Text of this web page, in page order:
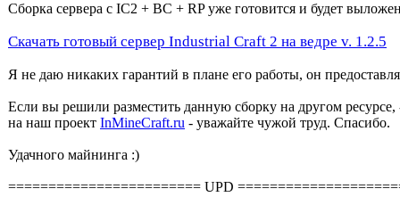
Сборка сервера с IC2 + BC + RP уже готовится и будет
Скачать готовый сервер Industrial Craft 2 на ведре v. 1.2.5
Я не даю никаких гарантий в плане его работы, он
Если вы решили разместить данную сборку на другом
на наш проект InMineCraft.ru - уважайте чужой труд. Спасибо.
Удачного майнинга :)
======================== UPD